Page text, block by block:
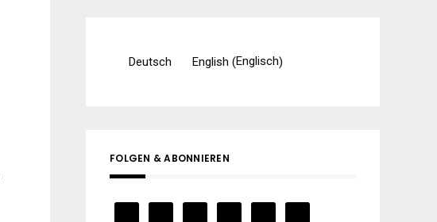
Deutsch English (Englisch)
FOLGEN & ABONNIEREN